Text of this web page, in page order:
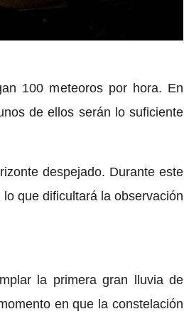
100 meteoros por hora. En
de ellos serán lo suficiente
despejado. Durante este
que dificultará la observación
la primera gran lluvia de
en que la constelación